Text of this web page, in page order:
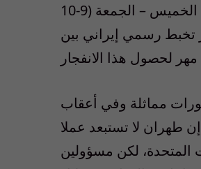
برنامجها الصاروخي. وآخر حدث في المسلسل حصل غرب طهران ليل الخميس – الجمعة (9-10
تخبط رسمي إيراني بين
مماثلة وفي أعقاب
طهران لا تستبعد عملا
المتحدة، لكن مسؤولين